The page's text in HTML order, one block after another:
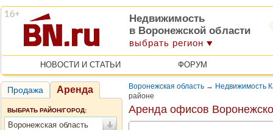
Недвижимость
в Воронежской области
выбрать регион
НОВОСТИ И СТАТЬИ ФОРУМ
Продажа Аренда
ВЫБРАТЬ РАЙОН/ГОРОД:
Воронежская область
Воронежская область → Недвижимость
районе
Аренда офисов